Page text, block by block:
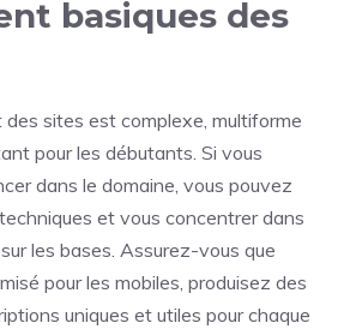
basiques des
sites est complexe, multiforme
pour les débutants. Si vous
dans le domaine, vous pouvez
et vous concentrer dans
les bases. Assurez-vous que
pour les mobiles, produisez des
uniques et utiles pour chaque